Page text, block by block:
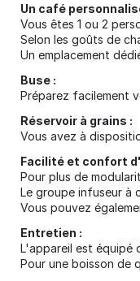
Un café
Vous êtes 1 ou 2
Selon les goûts de
Un emplacement
Buse :
Préparez facilement
Réservoir à grains :
Vous avez à
Facilité et confort
Pour plus de
Le groupe infuseur à
Vous pouvez
Entretien :
L'appareil est équipé
Pour une boisson de